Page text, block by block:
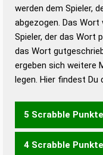
werden dem Spieler,
abgezogen. Das
Spieler, der das Wort
das Wort
ergeben sich weitere
legen. Hier findest Du
5 Scrabble Punkte
ERZ
4 Scrabble Punkte